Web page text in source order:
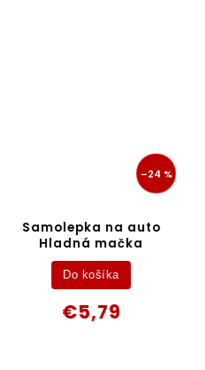
–24 %
Samolepka na auto
Hladná mačka
€5,79
Do košíka